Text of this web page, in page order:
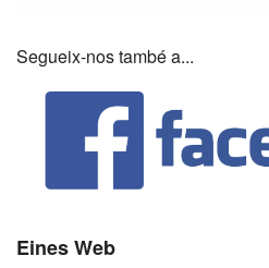
Segueix-nos també a...
Eines Web